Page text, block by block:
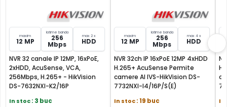
maxim
12 MP
latime banda
256
Mbps
max 2 x
HDD
NVR 32 canale IP 12MP, 16xPoE,
2xHDD, AcuSense, VCA,
256Mbps, H.265+ - HikVision
DS-7632NXI-K2/16P
In stoc: 3 buc
maxim
12 MP
latime banda
256
Mbps
max 4 x
HDD
NVR 32ch IP 16xPoE 12MP 4xHDD
H.265+ AcuSense Permite
camere AI IVS-HikVision DS-
7732NXI-I4/16P/S(E)
In stoc: 19 buc In